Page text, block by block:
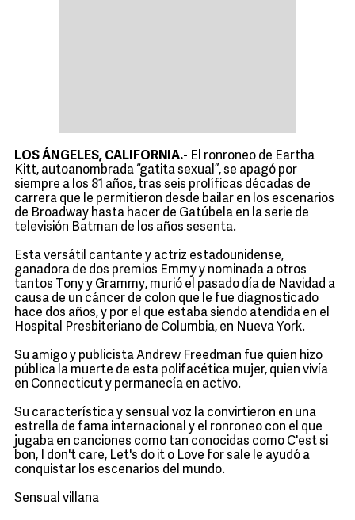
LOS ÁNGELES, CALIFORNIA.- El ronroneo de Eartha
Kitt, autoanombrada “gatita sexual”, se apagó por
siempre a los 81 años, tras seis prolíficas décadas de
carrera que le permitieron desde bailar en los escenarios
de Broadway hasta hacer de Gatúbela en la serie de
televisión Batman de los años sesenta.
Esta versátil cantante y actriz estadounidense,
ganadora de dos premios Emmy y nominada a otros
tantos Tony y Grammy, murió el pasado día de Navidad a
causa de un cáncer de colon que le fue diagnosticado
hace dos años, y por el que estaba siendo atendida en el
Hospital Presbiteriano de Columbia, en Nueva York.
Su amigo y publicista Andrew Freedman fue quien hizo
pública la muerte de esta polifacética mujer, quien vivía
en Connecticut y permanecía en activo.
Su característica y sensual voz la convirtieron en una
estrella de fama internacional y el ronroneo con el que
jugaba en canciones como tan conocidas como C'est si
bon, I don't care, Let's do it o Love for sale le ayudó a
conquistar los escenarios del mundo.
Sensual villana